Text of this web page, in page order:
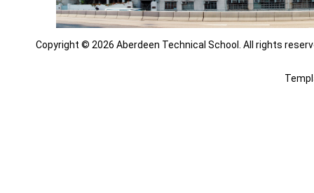
Copyright © 2026 Aberdeen Technical School. All rights